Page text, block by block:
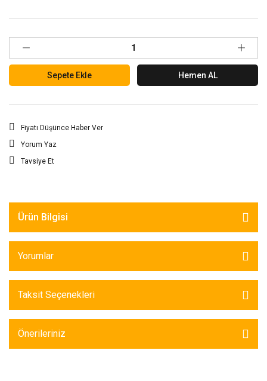
Sepete Ekle Hemen AL
Fiyatı Düşünce Haber Ver
Yorum Yaz
Tavsiye Et
Ürün Bilgisi
Yorumlar
Taksit Seçenekleri
Önerileriniz